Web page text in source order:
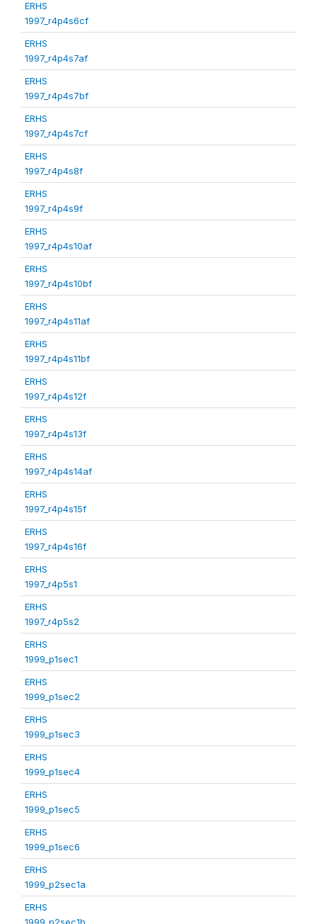
ERHS
1997_r4p4s6cf
ERHS
1997_r4p4s7af
ERHS
1997_r4p4s7bf
ERHS
1997_r4p4s7cf
ERHS
1997_r4p4s8f
ERHS
1997_r4p4s9f
ERHS
1997_r4p4s10af
ERHS
1997_r4p4s10bf
ERHS
1997_r4p4s11af
ERHS
1997_r4p4s11bf
ERHS
1997_r4p4s12f
ERHS
1997_r4p4s13f
ERHS
1997_r4p4s14af
ERHS
1997_r4p4s15f
ERHS
1997_r4p4s16f
ERHS
1997_r4p5s1
ERHS
1997_r4p5s2
ERHS
1999_p1sec1
ERHS
1999_p1sec2
ERHS
1999_p1sec3
ERHS
1999_p1sec4
ERHS
1999_p1sec5
ERHS
1999_p1sec6
ERHS
1999_p2sec1a
ERHS
1999_p2sec1b